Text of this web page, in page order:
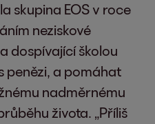
skupina EOS v roce
neziskové
dospívající školou
penězi, a pomáhat
nadměrnému
života. „Příliš